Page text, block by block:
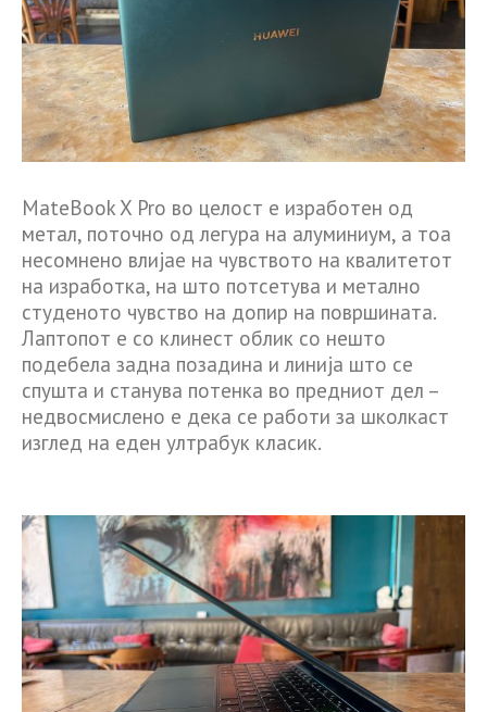
MateBook X Pro во целост е изработен од
метал, поточно од легура на алуминиум, а тоа
несомнено влијае на чувството на квалитетот
на изработка, на што потсетува и метално
студеното чувство на допир на површината.
Лаптопот е со клинест облик со нешто
подебела задна позадина и линија што се
спушта и станува потенка во предниот дел –
недвосмислено е дека се работи за школкаст
изглед на еден ултрабук класик.